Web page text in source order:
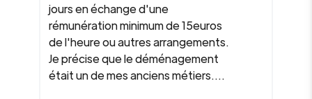
jours en échange d'une
rémunération minimum de 15euros
de l'heure ou autres arrangements.
Je précise que le déménagement
était un de mes anciens métiers....